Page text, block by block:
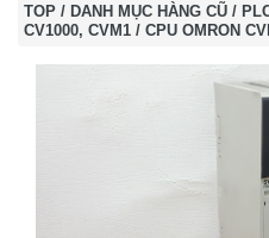
TOP / DANH MỤC HÀNG CŨ /
CV1000, CVM1 / CPU OMRON